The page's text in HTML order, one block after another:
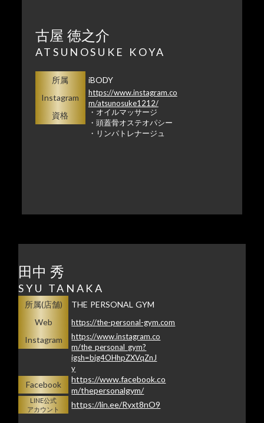
古屋 徳之介
ATSUNOSUKE KOYA
所属
iBODY
Instagram
https://www.instagram.co
m/atsunosuke1212/
資格
・オイルマッサージ
・頭蓋骨オステオパシー
・リンパトレナージュ
田中 秀
SYU TANAKA
所属(店舗)
THE PERSONAL GYM
Web
https://the-personal-gym.com
Instagram
https://www.instagram.co
m/the_personal_gym?
igsh=bjg4OHhpZXVqZnJ
y
Facebook
https://www.facebook.co
m/thepersonalgym/
LINE公式
アカウント
https://lin.ee/Ryxt8nO9